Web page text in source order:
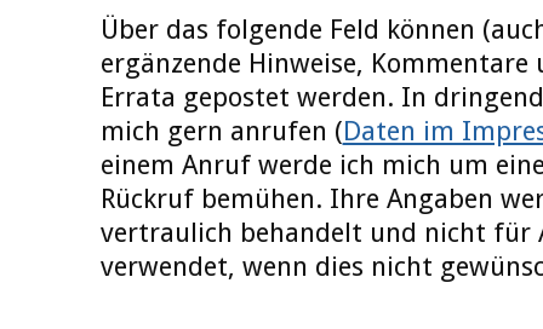
Über das folgende Feld können
ergänzende Hinweise,
Errata gepostet werden. In
mich gern anrufen (Daten im
einem Anruf werde ich mich um
Rückruf bemühen. Ihre Angaben
vertraulich behandelt und nicht für
verwendet, wenn dies nicht